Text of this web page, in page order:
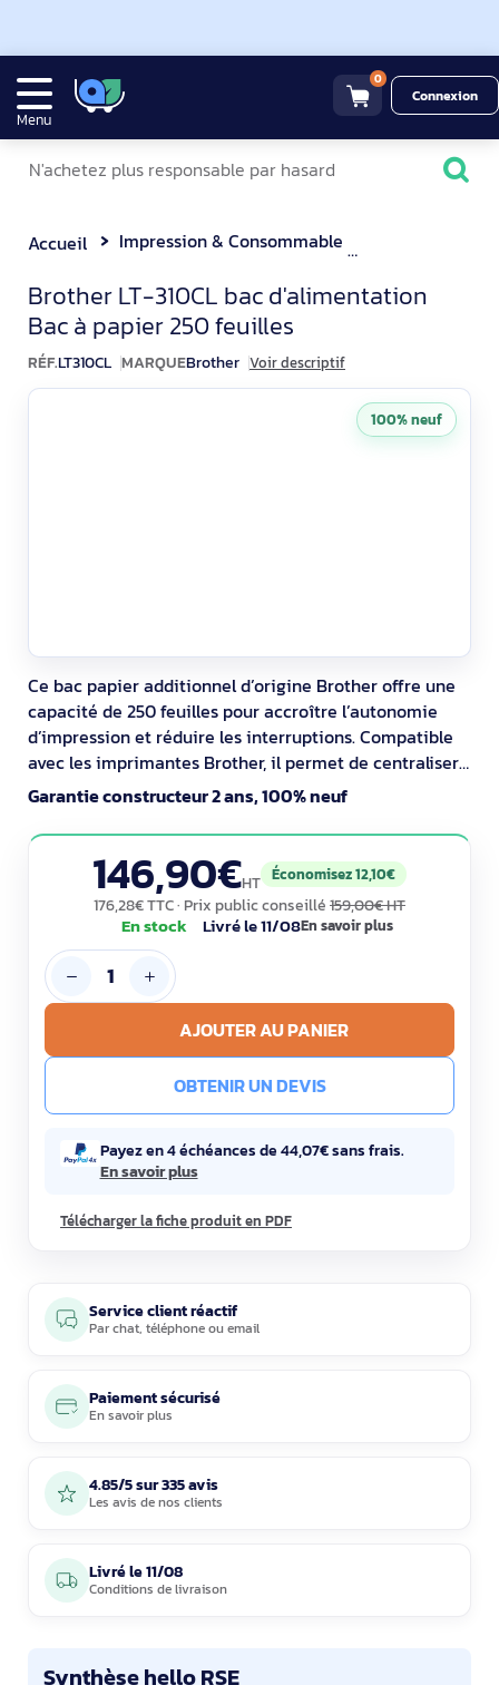
Menu
0
Connexion
Accueil Impression & Consommable
Brother LT-310CL Bac à
Brother LT-310CL bac d'alimentation
Bac à papier 250 feuilles
RÉF.LT310CL MARQUEBrother Voir descriptif
Ce bac papier additionnel d’origine Brother offre une
capacité de 250 feuilles pour accroître l’autonomie
d’impression et réduire les interruptions. Compatible
avec les imprimantes Brother, il permet de centraliser
davantage de volumes sur un seul équipement et de
limiter les rechargements au quotidien dans les
environnements de travail.
Garantie constructeur 2 ans, 100% neuf
146,90€HT Économisez 12,10€
176,28€ TTC· Prix public conseillé 159,00€ HT
En stock Livré le 11/08En savoir plus
AJOUTER AU PANIER
OBTENIR UN DEVIS
Payez en 4 échéances de 44,07€ sans frais.
En savoir plus
Télécharger la fiche produit en PDF
100% neuf
Service client réactif
Parchat, téléphoneouemail
Paiement sécurisé
En savoir plus
4.85/5 sur 335 avis
Les avis de nos clients
Livré le11/08
Conditions de livraison
Synthèse hello RSE